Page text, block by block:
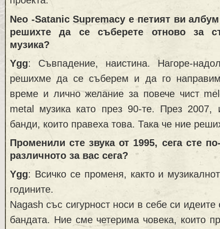
Neo -Satanic Supremacy е петият ви
решихте да се съберете отново за
музика?
Ygg: Съвпадение, наистина. Нагоре-
решихме да се съберем и да го
време и лично желание за повече чист
metal музика като през 90-те. През
банди, които правеха това. Така че ние
Променили сте звука от 1995, сега сте
различното за вас сега?
Ygg: Всичко се променя, както и
годините.
Nagash със сигурност носи в себе си
бандата. Ние сме четерима човека, които